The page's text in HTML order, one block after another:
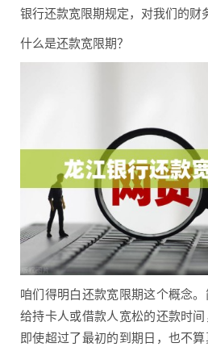
银行还款宽限期规定，对我们的财
什么是还款宽限期？
咱们得明白还款宽限期这个概念
给持卡人或借款人宽松的还款时间
即使超过了最初的到期日，也不